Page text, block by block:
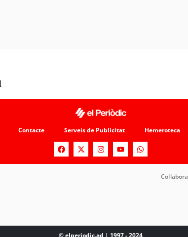
Contacte Serveis de Publicitat Hemeroteca
Col·labora
© elperiodic.ad | 1997 - 2024